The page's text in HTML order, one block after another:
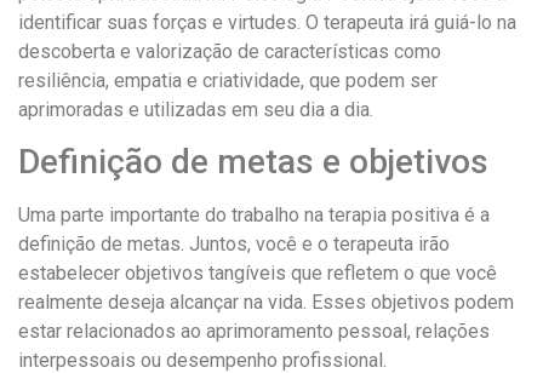
identificar suas forças e virtudes. O terapeuta irá guiá-lo na
descoberta e valorização de características como
resiliência, empatia e criatividade, que podem ser
aprimoradas e utilizadas em seu dia a dia.
Definição de metas e objetivos
Uma parte importante do trabalho na terapia positiva é a
definição de metas. Juntos, você e o terapeuta irão
estabelecer objetivos tangíveis que refletem o que você
realmente deseja alcançar na vida. Esses objetivos podem
estar relacionados ao aprimoramento pessoal, relações
interpessoais ou desempenho profissional.